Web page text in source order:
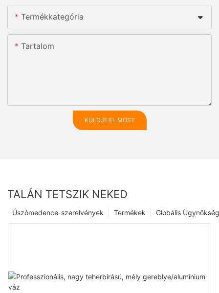
Termékkategória
Tartalom
KÜLDJE EL MOST
TALÁN TETSZIK NEKED
Globális Ügynökség
Termékek
Úszómedence-szerelvények